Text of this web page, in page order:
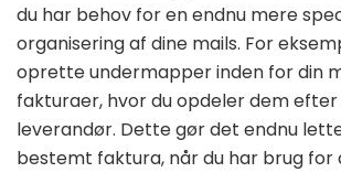
du har behov for en endnu mere
organisering af dine mails. For
oprette undermapper inden for din
fakturaer, hvor du opdeler dem
leverandør. Dette gør det endnu
bestemt faktura, når du har brug for